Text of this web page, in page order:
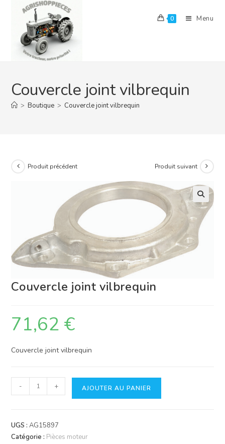
content
0 Menu
Couvercle joint vilbrequin
> Boutique > Couvercle joint vilbrequin
Produit précédent Produit suivant
Couvercle joint vilbrequin
71,62 €
Couvercle joint vilbrequin
quantité
de
joint
vilbrequin
- + AJOUTER AU PANIER
UGS :AG15897
Catégorie : Pièces moteur